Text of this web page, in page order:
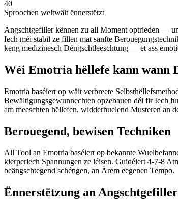
40
Sproochen weltwäit ënnerstëtzt
Angschtgefiller kënnen zu all Moment optrieden —
Iech méi stabil ze fillen mat sanfte
keng medizinesch Déngschtleeschtung — et ass
Wéi Emotria hëllefe kann wann
Emotria baséiert op wäit verbreete
Bewältigungsgewunnechten opzebauen déi fir Iech
am meeschten hëllefen, widderhuelend Musteren an
Berouegend, bewisen Techniken
All Tool an Emotria baséiert op bekannte
kierperlech Spannungen ze léisen. Guidéiert 4-7-8
beängschtegend schéngen, an Ärem eegenen Tempo.
Ënnerstëtzung an